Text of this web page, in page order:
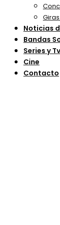
Noticias
Bandas
Series y Tv
Cine
Contacto